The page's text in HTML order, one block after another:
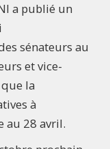
a publié un
sénateurs au
et vice-
la
à
au 28 avril.